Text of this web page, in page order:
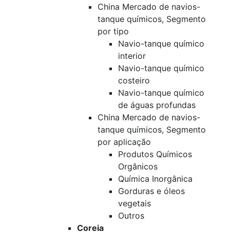
China Mercado de navios-
tanque químicos, Segmento
por tipo
Navio-tanque químico
interior
Navio-tanque químico
costeiro
Navio-tanque químico
de águas profundas
China Mercado de navios-
tanque químicos, Segmento
por aplicação
Produtos Químicos
Orgânicos
Química Inorgânica
Gorduras e óleos
vegetais
Outros
Coreia